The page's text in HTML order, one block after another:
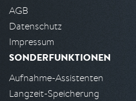
AGB
Datenschutz
Impressum
SONDERFUNKTIONEN
Aufnahme-Assistenten
Langzeit-Speicherung